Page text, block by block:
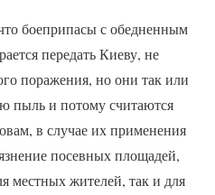
боеприпасы с обедненным
передать Киеву, не
поражения, но они так или
пыль и потому считаются
в случае их применения
посевных площадей,
местных жителей, так и для